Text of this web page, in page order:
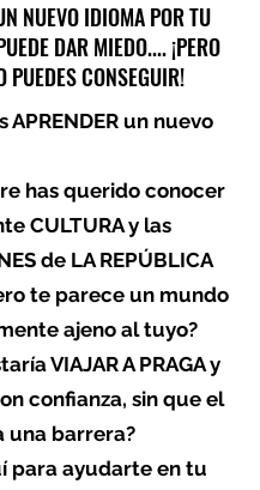
NUEVO IDIOMA POR TU
DAR MIEDO.... ¡PERO
PUEDES CONSEGUIR!
APRENDER un nuevo
has querido conocer
CULTURA y las
de LA REPÚBLICA
te parece un mundo
ajeno al tuyo?
VIAJAR A PRAGA y
confianza, sin que el
una barrera?
para ayudarte en tu